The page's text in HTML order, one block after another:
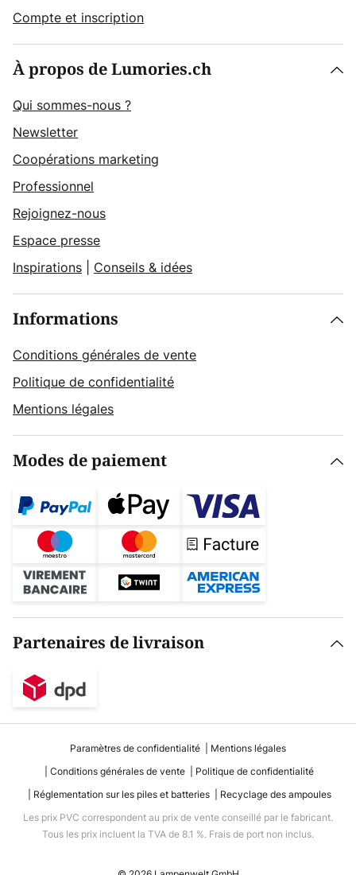
Compte et inscription
À propos de Lumories.ch
Qui sommes-nous ?
Newsletter
Coopérations marketing
Professionnel
Rejoignez-nous
Espace presse
Inspirations
Conseils & idées
Informations
Conditions générales de vente
Politique de confidentialité
Mentions légales
Modes de paiement
Partenaires de livraison
Paramètres de confidentialité
Mentions légales
Conditions générales de vente
Politique de confidentialité
Réglementation sur les piles et batteries
Recyclage des ampoules
Les prix PVC correspondent au prix de vente conseillé par le fabricant.
Tous les prix incluent la TVA de 8.1 %. Frais de port non inclus.